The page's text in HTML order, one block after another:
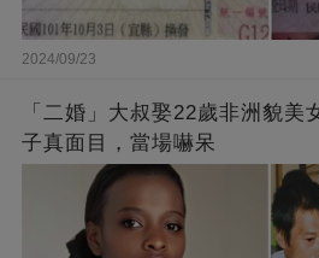
2024/09/23
「二婚」大叔娶22歲非洲貌美
子真面目，當場嚇呆